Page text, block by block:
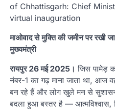
of Chhattisgarh: Chief
virtual inauguration
माओवाद से मुक्ति की जमीन पर रखी
मुख्यमंत्री
रायपुर 26 मई 2025। जिस पामेड़
नंबर-1 का गढ़ माना जाता था, आज
बन रहे हैं और लोग खुले मन से सुशासन
बदला हुआ बस्तर है —